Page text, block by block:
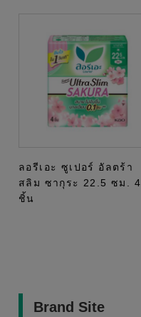
ลอรีเอะ ซูเปอร์ อัลตร้า
สลิม ซากุระ 22.5 ซม. 4
ชิ้น
Brand Site